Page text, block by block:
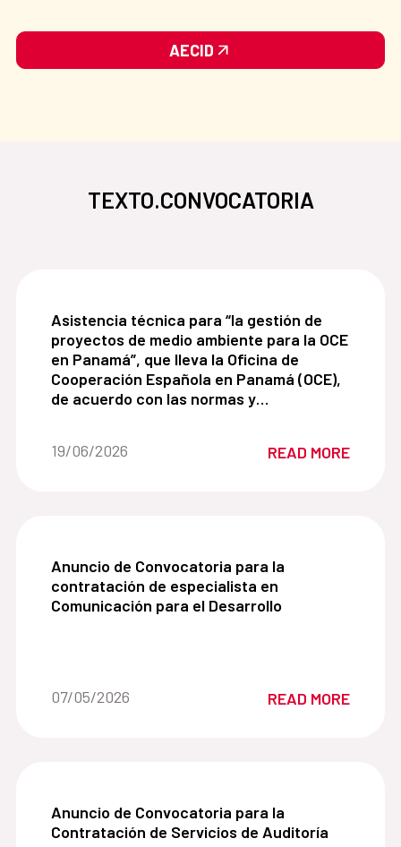
AECID
TEXTO.CONVOCATORIA
Asistencia técnica para “la gestión de proyectos
Asistencia técnica para “la gestión de
proyectos de medio ambiente para la OCE
en Panamá”, que lleva la Oficina de
Cooperación Española en Panamá (OCE),
de acuerdo con las normas y
Desarrollo (AECID).
Date of the news::
19/06/2026 READ MORE
Anuncio de Convocatoria para la contratación
Anuncio de Convocatoria para la
contratación de especialista en
Comunicación para el Desarrollo
Date of the news::
07/05/2026 READ MORE
Anuncio de Convocatoria para la Contratación
Anuncio de Convocatoria para la
Contratación de Servicios de Auditoría